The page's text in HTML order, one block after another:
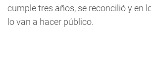
cumple tres años, se reconcilió y en
lo van a hacer público.